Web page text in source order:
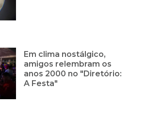
Em clima nostálgico,
amigos relembram os
anos 2000 no "Diretório:
A Festa"